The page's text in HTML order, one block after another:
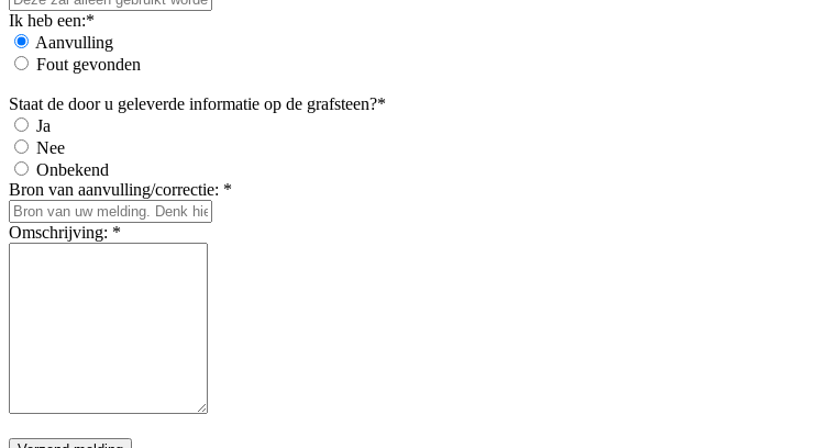
Ik heb een:*
Aanvulling
Fout gevonden
Staat de door u geleverde informatie op de grafsteen?*
Ja
Nee
Onbekend
Bron van aanvulling/correctie: *
Omschrijving: *